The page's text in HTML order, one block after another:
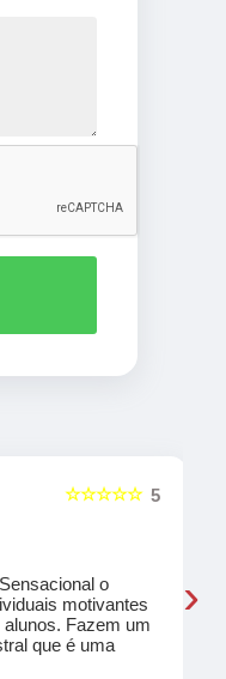
5
☆☆☆☆☆
o
motivantes
Fazem um
que é uma
›